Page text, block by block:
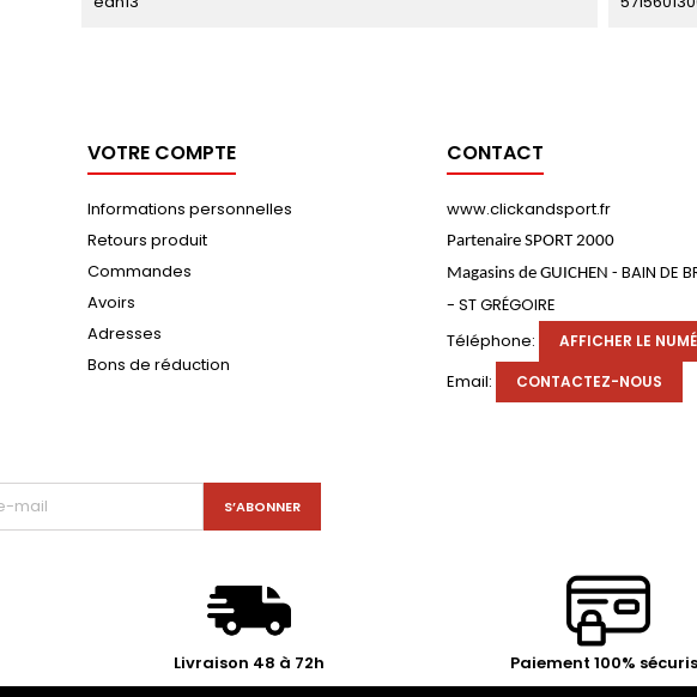
VOTRE COMPTE
Informations personnelles
Retours produit
Commandes
Avoirs
Adresses
Bons de réduction
CONTACT
www.clickandsport.fr
Partenaire SPORT 2000
Magasins de GUICHEN - BAIN DE
- ST GRÉGOIRE
Téléphone:
AFFICHER LE
Email: CONTACTEZ-NOUS
Livraison 48 à 72h Paiement 100%